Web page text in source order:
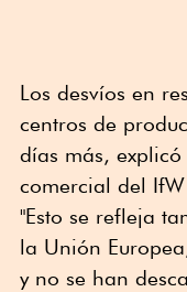
Los desvíos en
centros de
días más,
comercial del IfW
"Esto se refleja
la Unión
y no se han